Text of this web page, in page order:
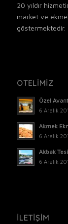
20 yıldır
market ve
OTELİMİZ
Özel
6 Aralık
Akmek
6 Aralık
Akbak
6 Aralık
İLETİŞİM